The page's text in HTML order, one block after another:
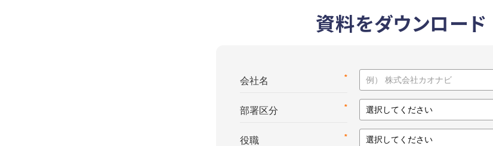
資料をダウンロード
*
会社名
*
部署区分
*
役職